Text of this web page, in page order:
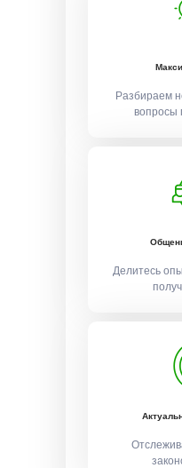
Разбираем
вопросы
Делитесь